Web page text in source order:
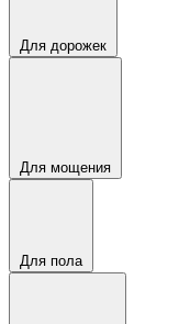
Для дорожек
Для мощения
Для пола